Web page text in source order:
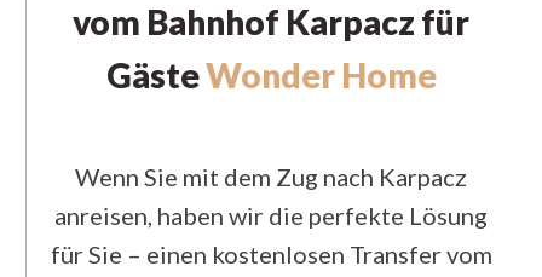
vom Bahnhof Karpacz für
GästeWonder Home
Wenn Sie mit dem Zug nach Karpacz
anreisen, haben wir die perfekte Lösung
für Sie – einen kostenlosen Transfer vom